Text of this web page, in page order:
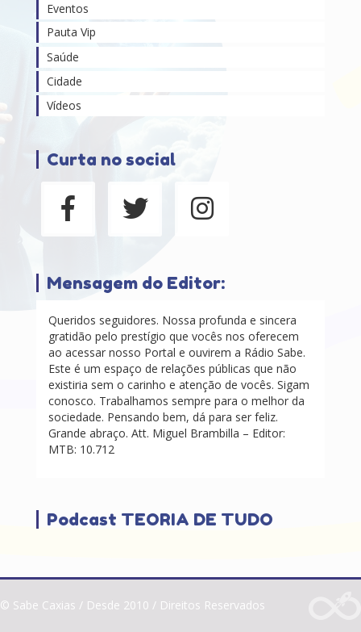
Eventos
Pauta Vip
Saúde
Cidade
Vídeos
Curta no social
Mensagem do Editor:
Queridos seguidores. Nossa profunda e sincera
gratidão pelo prestígio que vocês nos oferecem
ao acessar nosso Portal e ouvirem a Rádio Sabe.
Este é um espaço de relações públicas que não
existiria sem o carinho e atenção de vocês. Sigam
conosco. Trabalhamos sempre para o melhor da
sociedade. Pensando bem, dá para ser feliz.
Grande abraço. Att. Miguel Brambilla – Editor:
MTB: 10.712
Podcast TEORIA DE TUDO
© Sabe Caxias / Desde 2010 / Direitos Reservados